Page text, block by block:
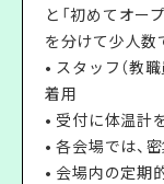
と「初めてオー
を分けて少人数
• スタッフ（教
着用
• 受付に体温計
• 各会場では、
• 会場内の定期